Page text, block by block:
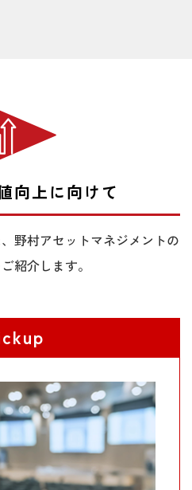
Market Navi】日本株はバリュー
存在する？
の行方は？
Navi】超大型株優位の日
点は何か？
Market Navi】自民党総裁選と次
行方は？
Navi】石破首相辞意表明
うなるか？
Market Navi】日本株上昇持続の
改革（下）
向上に向けて
野村アセットマネジメントの
紹介します。